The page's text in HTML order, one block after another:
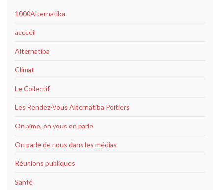
1000Alternatiba
accueil
Alternatiba
Climat
Le Collectif
Les Rendez-Vous Alternatiba Poitiers
On aime, on vous en parle
On parle de nous dans les médias
Réunions publiques
Santé